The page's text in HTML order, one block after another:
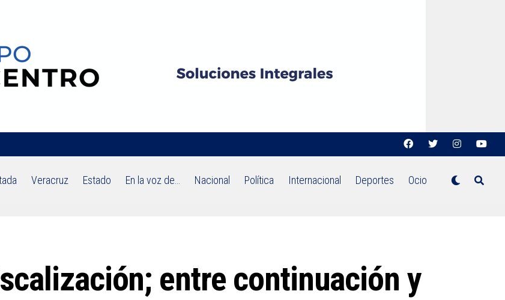
Veracruz Estado En la voz de… Nacional Política Internacional Deportes Ocio
entre continuación y